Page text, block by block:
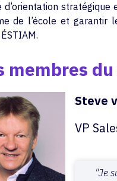
d’orientation
de l’école et garantir
membres
Steve
VP
"Je